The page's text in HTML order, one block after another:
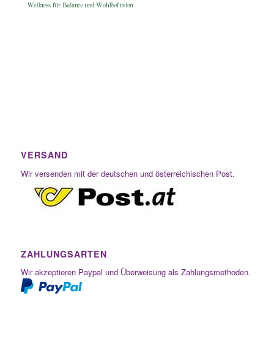
VERSAND
Wir versenden mit der deutschen und österreichischen Post.
ZAHLUNGSARTEN
Wir akzeptieren Paypal und Überweisung als Zahlungsmethoden.